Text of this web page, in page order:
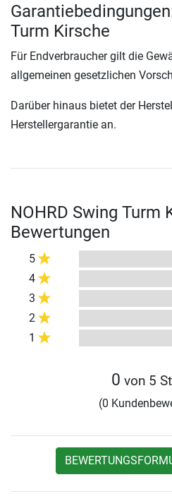
Turm Kirsche
Für Endverbraucher gilt die
allgemeinen gesetzlichen
Darüber hinaus bietet der
Herstellergarantie an.
NOHRD Swing Turm
Bewertungen
5
4
3
2
1
0 von 5
(0